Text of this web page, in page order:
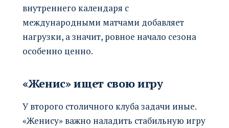
внутреннего календаря с
международными матчами добавляет
нагрузки, а значит, ровное начало сезона
особенно ценно.
«Женис» ищет свою игру
У второго столичного клуба задачи иные.
«Женису» важно наладить стабильную игру